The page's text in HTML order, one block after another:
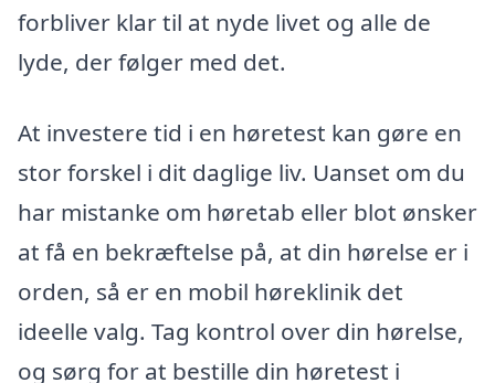
forbliver klar til at nyde livet og alle de
lyde, der følger med det.
At investere tid i en høretest kan gøre en
stor forskel i dit daglige liv. Uanset om du
har mistanke om høretab eller blot ønsker
at få en bekræftelse på, at din hørelse er i
orden, så er en mobil høreklinik det
ideelle valg. Tag kontrol over din hørelse,
og sørg for at bestille din høretest i